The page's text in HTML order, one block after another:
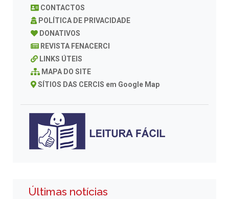
CONTACTOS
POLÍTICA DE PRIVACIDADE
DONATIVOS
REVISTA FENACERCI
LINKS ÚTEIS
MAPA DO SITE
SÍTIOS DAS CERCIS em Google Map
Últimas notícias